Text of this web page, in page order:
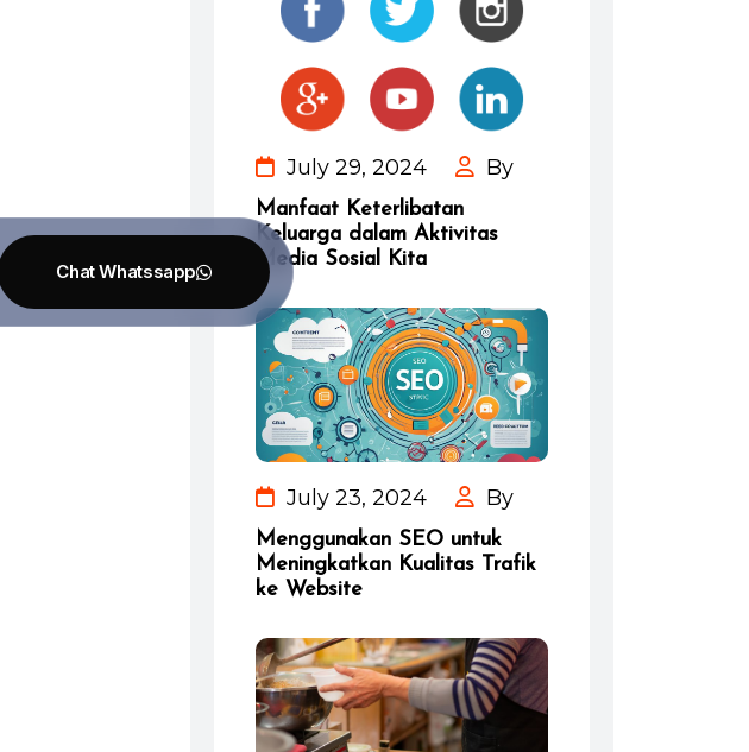
July 29, 2024 By
Manfaat Keterlibatan
Keluarga dalam Aktivitas
Media Sosial Kita
July 23, 2024 By
Menggunakan SEO untuk
Meningkatkan Kualitas Trafik
ke Website